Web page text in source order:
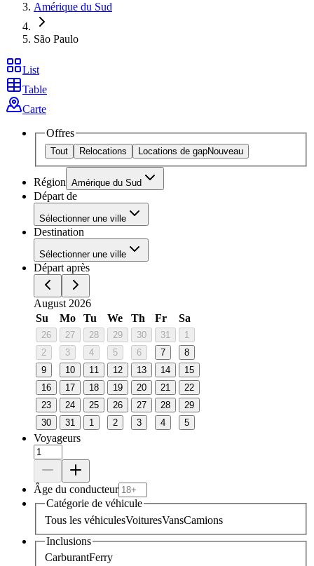
Amérique du Sud
São Paulo
List
Table
Carte
Offres
Tout Relocations Locations de gapNouveau
Région Amérique du Sud
Départ de
Sélectionner une ville
Destination
Sélectionner une ville
Départ après
August 2026
Su
Mo Tu We Th Fr Sa
26 27 28 29 30 31
1
2
3 4 5 6 7
8
9
10 11 12 13 14
15
16
17 18 19 20 21
22
23
24 25 26 27 28
29
30
31 1 2 3 4 5
Voyageurs
Âge du conducteur
Catégorie de véhicule
Tous les véhiculesVoituresVansCamions
Inclusions
CarburantFerry